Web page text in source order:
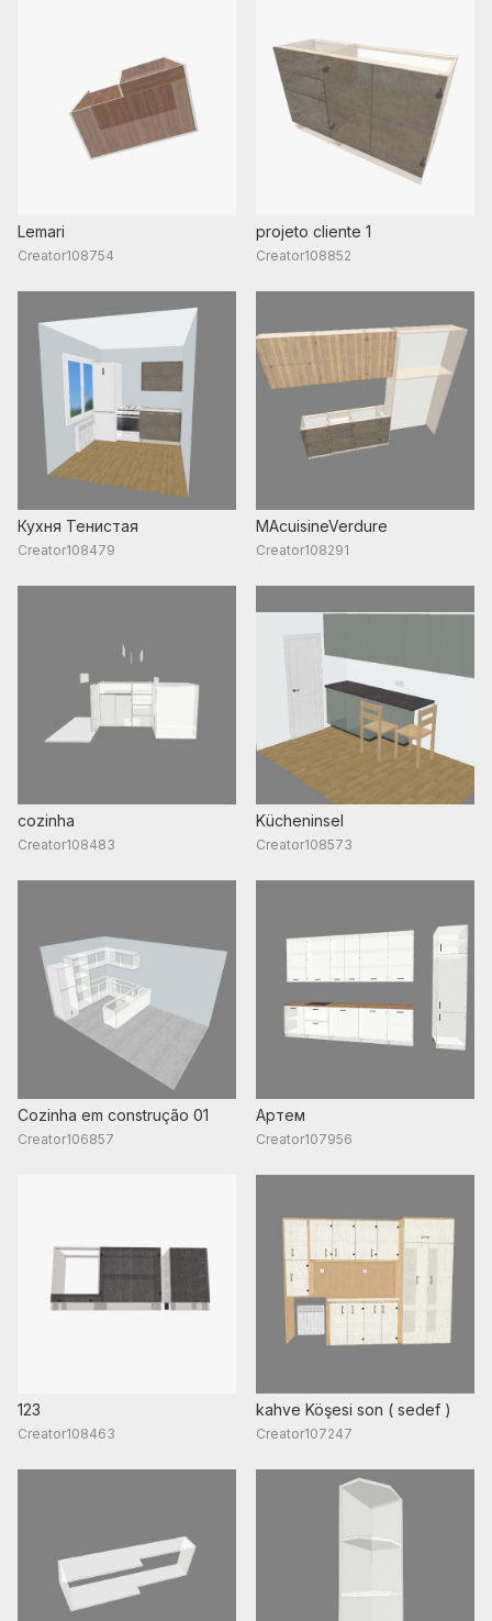
Lemari
Creator108754
projeto cliente 1
Creator108852
Кухня Тенистая
Creator108479
MAcuisineVerdure
Creator108291
cozinha
Creator108483
Kücheninsel
Creator108573
Cozinha em construção 01
Creator106857
Артем
Creator107956
123
Creator108463
kahve Köşesi son ( sedef )
Creator107247